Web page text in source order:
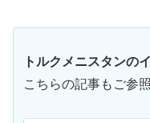
トルクメニスタンの
こちらの記事もご参